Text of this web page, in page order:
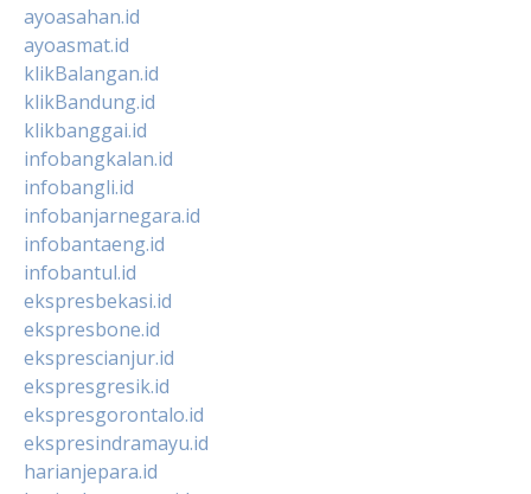
ayoasahan.id
ayoasmat.id
klikBalangan.id
klikBandung.id
klikbanggai.id
infobangkalan.id
infobangli.id
infobanjarnegara.id
infobantaeng.id
infobantul.id
ekspresbekasi.id
ekspresbone.id
eksprescianjur.id
ekspresgresik.id
ekspresgorontalo.id
ekspresindramayu.id
harianjepara.id